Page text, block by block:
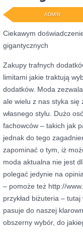
ADMIN
Ciekawym
gigantycznych
Zakupy trafnych
limitami jakie traktują
dodatków. Moda
ale wielu z nas styka się
własnego stylu. Dużo
fachowców – takich jak
jednak do tego
zapominać o tym, iż
moda aktualna nie jest
polegać jedynie na
– pomoże też http://
przykład biżuteria –
pasuje do naszej
obszerny wybór, do